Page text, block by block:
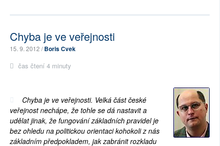
Chyba je ve veřejnosti
15. 9. 2012 /Boris Cvek
čas čtení 4 minuty
Chyba je ve veřejnosti. Velká část české
veřejnost nechápe, že tohle se dá nastavit a
udělat jinak, že fungování základních pravidel je
bez ohledu na politickou orientaci kohokoli z nás
základním předpokladem, jak zabránit rozkladu